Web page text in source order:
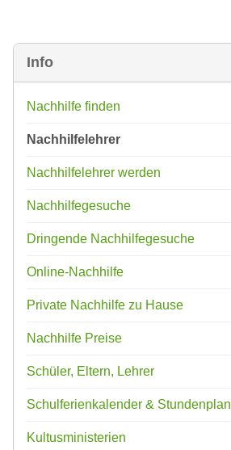
Info
Nachhilfe finden
Nachhilfelehrer
Nachhilfelehrer werden
Nachhilfegesuche
Dringende Nachhilfegesuche
Online-Nachhilfe
Private Nachhilfe zu Hause
Nachhilfe Preise
Schüler, Eltern, Lehrer
Schulferienkalender & Stundenplan
Kultusministerien